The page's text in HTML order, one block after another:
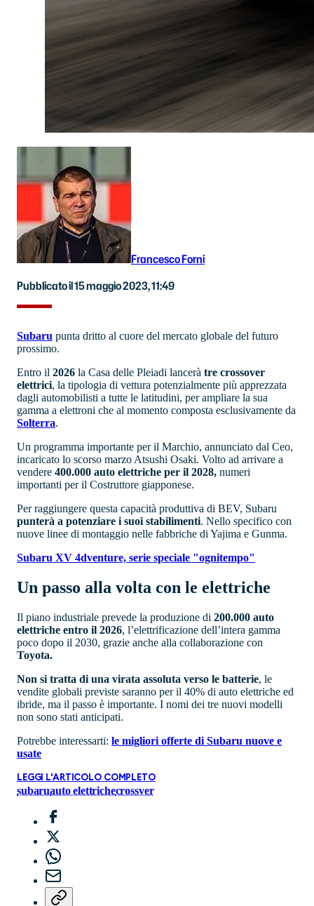
Francesco Forni
Pubblicato il 15 maggio 2023, 11:49
Subaru punta dritto al cuore del mercato globale del futuro
prossimo.
Entro il 2026 la Casa delle Pleiadi lancerà tre crossover
elettrici, la tipologia di vettura potenzialmente più apprezzata
dagli automobilisti a tutte le latitudini, per ampliare la sua
gamma a elettroni che al momento composta esclusivamente da
Solterra.
Un programma importante per il Marchio, annunciato dal Ceo,
incaricato lo scorso marzo Atsushi Osaki. Volto ad arrivare a
vendere 400.000 auto elettriche per il 2028, numeri
importanti per il Costruttore giapponese.
Per raggiungere questa capacità produttiva di BEV, Subaru
punterà a potenziare i suoi stabilimenti. Nello specifico con
nuove linee di montaggio nelle fabbriche di Yajima e Gunma.
Subaru XV 4dventure, serie speciale "ognitempo"
Un passo alla volta con le elettriche
Il piano industriale prevede la produzione di 200.000 auto
elettriche entro il 2026, l’elettrificazione dell’intera gamma
poco dopo il 2030, grazie anche alla collaborazione con
Toyota.
Non si tratta di una virata assoluta verso le batterie, le
vendite globali previste saranno per il 40% di auto elettriche ed
ibride, ma il passo è importante. I nomi dei tre nuovi modelli
non sono stati anticipati.
Potrebbe interessarti: le migliori offerte di Subaru nuove e
usate
LEGGI L'ARTICOLO COMPLETO
subaruauto elettrichecrossver